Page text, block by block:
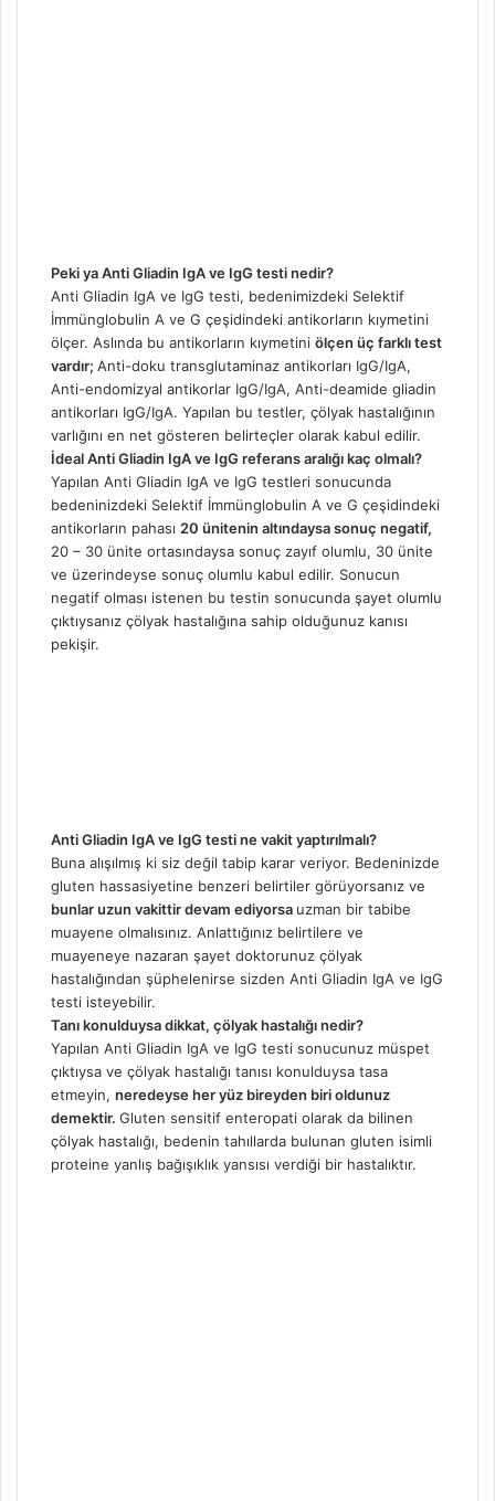
Peki ya Anti Gliadin IgA ve IgG testi nedir?
Anti Gliadin IgA ve IgG testi, bedenimizdeki Selektif
İmmünglobulin A ve G çeşidindeki antikorların kıymetini
ölçer. Aslında bu antikorların kıymetini ölçen üç farklı test
vardır; Anti-doku transglutaminaz antikorları IgG/IgA,
Anti-endomizyal antikorlar IgG/IgA, Anti-deamide gliadin
antikorları IgG/IgA. Yapılan bu testler, çölyak hastalığının
varlığını en net gösteren belirteçler olarak kabul edilir.
İdeal Anti Gliadin IgA ve IgG referans aralığı kaç olmalı?
Yapılan Anti Gliadin IgA ve IgG testleri sonucunda
bedeninizdeki Selektif İmmünglobulin A ve G çeşidindeki
antikorların pahası 20 ünitenin altındaysa sonuç negatif,
20 – 30 ünite ortasındaysa sonuç zayıf olumlu, 30 ünite
ve üzerindeyse sonuç olumlu kabul edilir. Sonucun
negatif olması istenen bu testin sonucunda şayet olumlu
çıktıysanız çölyak hastalığına sahip olduğunuz kanısı
pekişir.
Anti Gliadin IgA ve IgG testi ne vakit yaptırılmalı?
Buna alışılmış ki siz değil tabip karar veriyor. Bedeninizde
gluten hassasiyetine benzeri belirtiler görüyorsanız ve
bunlar uzun vakittir devam ediyorsa uzman bir tabibe
muayene olmalısınız. Anlattığınız belirtilere ve
muayeneye nazaran şayet doktorunuz çölyak
hastalığından şüphelenirse sizden Anti Gliadin IgA ve IgG
testi isteyebilir.
Tanı konulduysa dikkat, çölyak hastalığı nedir?
Yapılan Anti Gliadin IgA ve IgG testi sonucunuz müspet
çıktıysa ve çölyak hastalığı tanısı konulduysa tasa
etmeyin, neredeyse her yüz bireyden biri oldunuz
demektir. Gluten sensitif enteropati olarak da bilinen
çölyak hastalığı, bedenin tahıllarda bulunan gluten isimli
proteine yanlış bağışıklık yansısı verdiği bir hastalıktır.